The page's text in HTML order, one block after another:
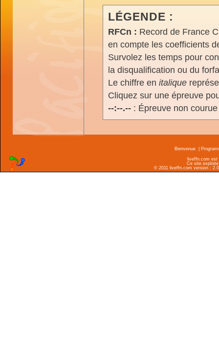
LÉGENDE :
RFCn : Record de France
en compte les coefficients
Survolez les temps pour
la disqualification ou du
Le chiffre en italique
Cliquez sur une épreuve
--:--.--: Épreuve non
Bienvenue
liveffn.com est
Ce site
© 2011 liveffn.com version :